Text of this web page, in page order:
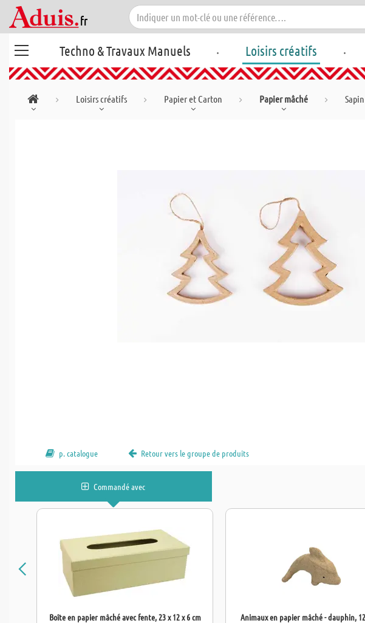
Techno & Travaux Manuels . Loisirs créatifs .
Loisirs créatifs Papier et Carton Papier mâché
p. catalogue Retour vers le groupe de produits
Commandé avec
Boîte en papier mâché avec fente, 23 x 12 x 6 cm Animaux en papier mâché - dauphin,